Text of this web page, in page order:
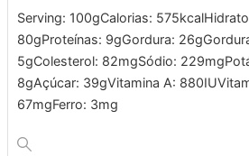
Serving: 100gCalorias: 575kcal
80gProteínas: 9gGordura: 26g
5gColesterol: 82mgSódio: 229mg
8gAçúcar: 39gVitamina A: 880IU
67mgFerro: 3mg